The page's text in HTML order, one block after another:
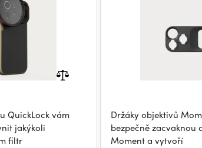
QuickLock vám
jakýkoli
filtr
Držáky objektivů
bezpečně zacvaknou
Moment a vytvoří